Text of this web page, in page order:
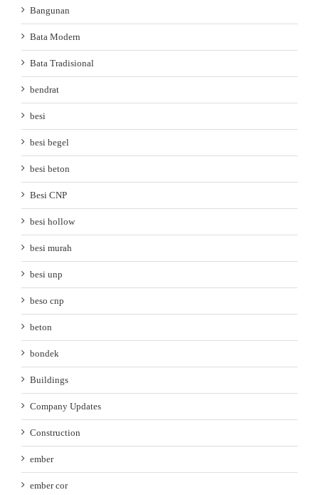
Bangunan
Bata Modern
Bata Tradisional
bendrat
besi
besi begel
besi beton
Besi CNP
besi hollow
besi murah
besi unp
beso cnp
beton
bondek
Buildings
Company Updates
Construction
ember
ember cor